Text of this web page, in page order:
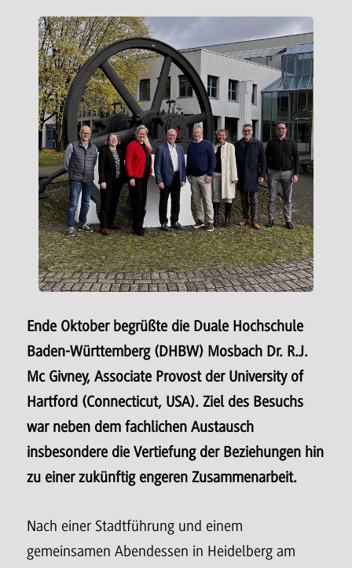
Ende Oktober begrüßte die Duale Hochschule
Baden-Württemberg (DHBW) Mosbach Dr. R.J.
Mc Givney, Associate Provost der University of
Hartford (Connecticut, USA). Ziel des Besuchs
war neben dem fachlichen Austausch
insbesondere die Vertiefung der Beziehungen hin
zu einer zukünftig engeren Zusammenarbeit.
Nach einer Stadtführung und einem
gemeinsamen Abendessen in Heidelberg am